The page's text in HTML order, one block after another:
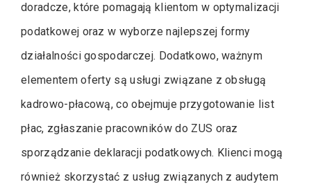
doradcze, które pomagają klientom w optymalizacji
podatkowej oraz w wyborze najlepszej formy
działalności gospodarczej. Dodatkowo, ważnym
elementem oferty są usługi związane z obsługą
kadrowo-płacową, co obejmuje przygotowanie list
płac, zgłaszanie pracowników do ZUS oraz
sporządzanie deklaracji podatkowych. Klienci mogą
również skorzystać z usług związanych z audytem